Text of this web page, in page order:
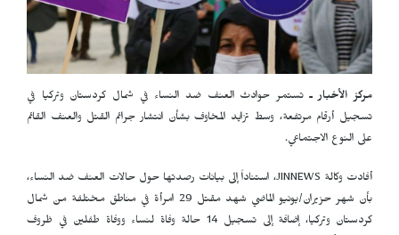
مركز الأخبار ـتستمر حوادث العنف ضد النساء في شمال كردستان وتركيا في
تسجيل أرقام مرتفعة، وسط تزايد المخاوف بشأن انتشار جرائم القتل والعنف القائم
على النوع الاجتماعي.
أفادت وكالة JINNEWS، استناداً إلى بيانات رصدتها حول حالات العنف ضد النساء،
بأن شهر حزيران/يونيو الماضي شهد مقتل 29 امرأة في مناطق مختلفة من شمال
كردستان وتركيا، إضافة إلى تسجيل 14 حالة وفاة لنساء ووفاة طفلين في ظروف